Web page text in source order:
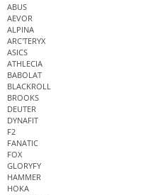
ABUS
AEVOR
ALPINA
ARC'TERYX
ASICS
ATHLECIA
BABOLAT
BLACKROLL
BROOKS
DEUTER
DYNAFIT
F2
FANATIC
FOX
GLORYFY
HAMMER
HOKA